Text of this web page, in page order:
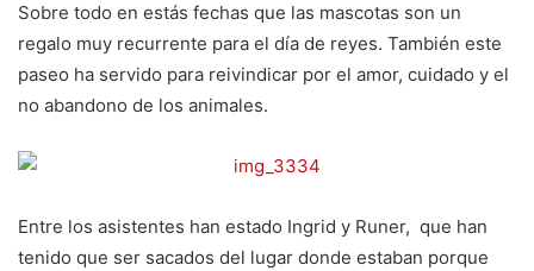
Sobre todo en estás fechas que las mascotas son un
regalo muy recurrente para el día de reyes. También este
paseo ha servido para reivindicar por el amor, cuidado y el
no abandono de los animales.
Entre los asistentes han estado Ingrid y Runer, que han
tenido que ser sacados del lugar donde estaban porque